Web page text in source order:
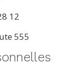
12
555